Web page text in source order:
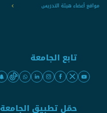
مواقع أعضاء هيئة التدريس
تابع الجامعة
حمّل تطبيق الجامعة